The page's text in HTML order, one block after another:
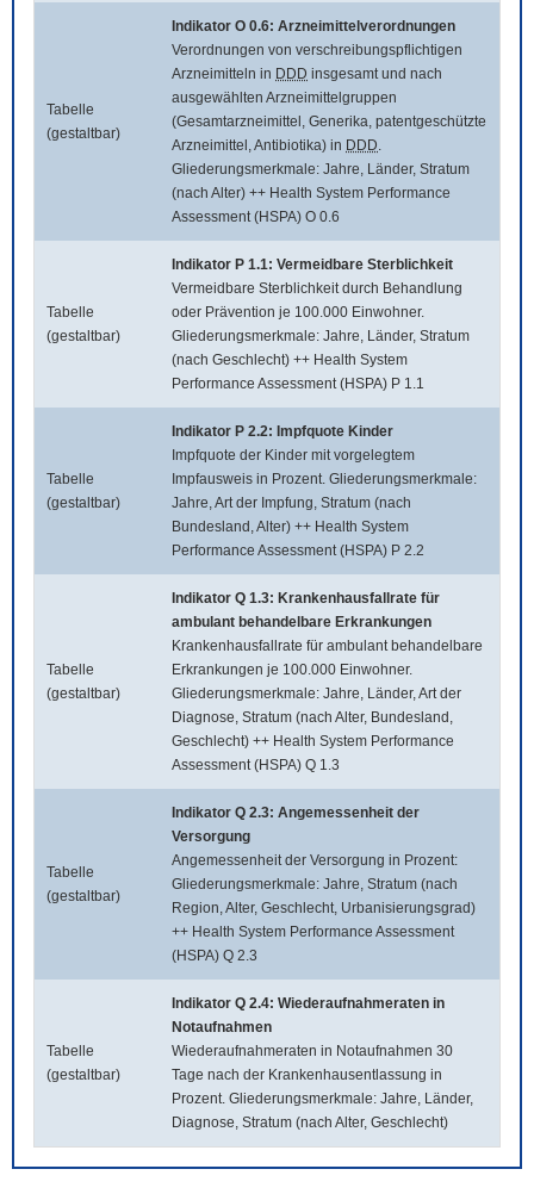
Tabelle
(gestaltbar)
Indikator O 0.6: Arzneimittelverordnungen
Verordnungen von verschreibungspflichtigen
Arzneimitteln in DDD insgesamt und nach
ausgewählten Arzneimittelgruppen
(Gesamtarzneimittel, Generika, patentgeschützte
Arzneimittel, Antibiotika) in DDD.
Gliederungsmerkmale: Jahre, Länder, Stratum
(nach Alter) ++ Health System Performance
Assessment (HSPA) O 0.6
Tabelle
(gestaltbar)
Indikator P 1.1: Vermeidbare Sterblichkeit
Vermeidbare Sterblichkeit durch Behandlung
oder Prävention je 100.000 Einwohner.
Gliederungsmerkmale: Jahre, Länder, Stratum
(nach Geschlecht) ++ Health System
Performance Assessment (HSPA) P 1.1
Tabelle
(gestaltbar)
Indikator P 2.2: Impfquote Kinder
Impfquote der Kinder mit vorgelegtem
Impfausweis in Prozent. Gliederungsmerkmale:
Jahre, Art der Impfung, Stratum (nach
Bundesland, Alter) ++ Health System
Performance Assessment (HSPA) P 2.2
Tabelle
(gestaltbar)
Indikator Q 1.3: Krankenhausfallrate für
ambulant behandelbare Erkrankungen
Krankenhausfallrate für ambulant behandelbare
Erkrankungen je 100.000 Einwohner.
Gliederungsmerkmale: Jahre, Länder, Art der
Diagnose, Stratum (nach Alter, Bundesland,
Geschlecht) ++ Health System Performance
Assessment (HSPA) Q 1.3
Tabelle
(gestaltbar)
Indikator Q 2.3: Angemessenheit der
Versorgung
Angemessenheit der Versorgung in Prozent:
Gliederungsmerkmale: Jahre, Stratum (nach
Region, Alter, Geschlecht, Urbanisierungsgrad)
++ Health System Performance Assessment
(HSPA) Q 2.3
Tabelle
(gestaltbar)
Indikator Q 2.4: Wiederaufnahmeraten in
Notaufnahmen
Wiederaufnahmeraten in Notaufnahmen 30
Tage nach der Krankenhausentlassung in
Prozent. Gliederungsmerkmale: Jahre, Länder,
Diagnose, Stratum (nach Alter, Geschlecht)